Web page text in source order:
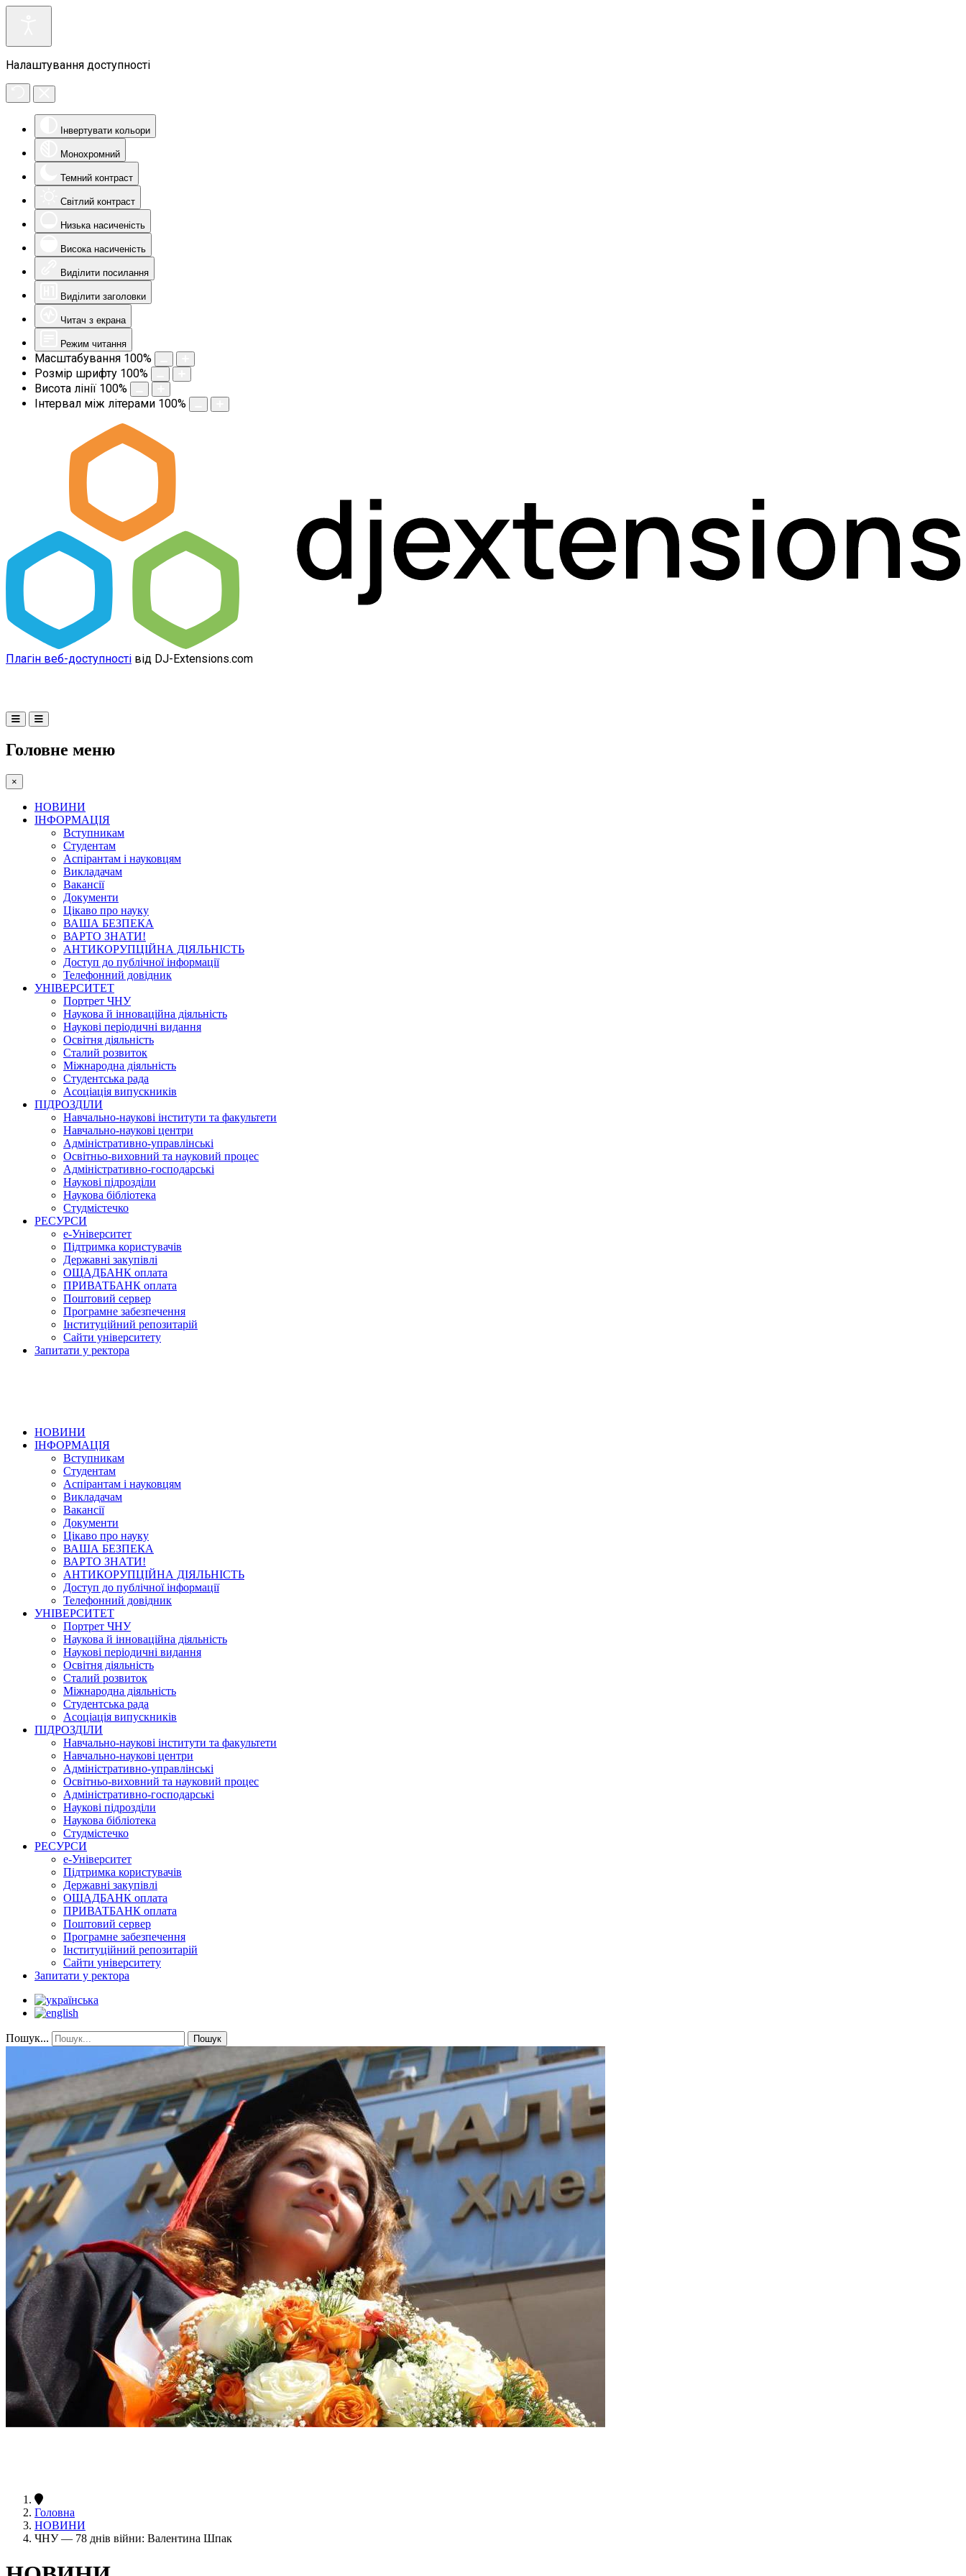
Налаштування доступності
Інвертувати кольори
Монохромний
Темний контраст
Світлий контраст
Низька насиченість
Висока насиченість
Виділити посилання
Виділити заголовки
Читач з екрана
Режим читання
Масштабування 100%
Розмір шрифту 100%
Висота лінії 100%
Інтервал між літерами 100%
Плагін веб-доступності від DJ-Extensions.com
Головне меню
×
НОВИНИ
ІНФОРМАЦІЯ
Вступникам
Студентам
Аспірантам і науковцям
Викладачам
Вакансії
Документи
Цікаво про науку
ВАША БЕЗПЕКА
ВАРТО ЗНАТИ!
АНТИКОРУПЦІЙНА ДІЯЛЬНІСТЬ
Доступ до публічної інформації
Телефонний довідник
УНІВЕРСИТЕТ
Портрет ЧНУ
Наукова й інноваційна діяльність
Наукові періодичні видання
Освітня діяльність
Сталий розвиток
Міжнародна діяльність
Студентська рада
Асоціація випускників
ПІДРОЗДІЛИ
Навчально-наукові інститути та факультети
Навчально-наукові центри
Адміністративно-управлінські
Освітньо-виховний та науковий процес
Адміністративно-господарські
Наукові підрозділи
Наукова бібліотека
Студмістечко
РЕСУРСИ
е-Університет
Підтримка користувачів
Державні закупівлі
ОЩАДБАНК оплата
ПРИВАТБАНК оплата
Поштовий сервер
Програмне забезпечення
Інституційний репозитарій
Сайти університету
Запитати у ректора
НОВИНИ
ІНФОРМАЦІЯ
Вступникам
Студентам
Аспірантам і науковцям
Викладачам
Вакансії
Документи
Цікаво про науку
ВАША БЕЗПЕКА
ВАРТО ЗНАТИ!
АНТИКОРУПЦІЙНА ДІЯЛЬНІСТЬ
Доступ до публічної інформації
Телефонний довідник
УНІВЕРСИТЕТ
Портрет ЧНУ
Наукова й інноваційна діяльність
Наукові періодичні видання
Освітня діяльність
Сталий розвиток
Міжнародна діяльність
Студентська рада
Асоціація випускників
ПІДРОЗДІЛИ
Навчально-наукові інститути та факультети
Навчально-наукові центри
Адміністративно-управлінські
Освітньо-виховний та науковий процес
Адміністративно-господарські
Наукові підрозділи
Наукова бібліотека
Студмістечко
РЕСУРСИ
е-Університет
Підтримка користувачів
Державні закупівлі
ОЩАДБАНК оплата
ПРИВАТБАНК оплата
Поштовий сервер
Програмне забезпечення
Інституційний репозитарій
Сайти університету
Запитати у ректора
Пошук... Пошук
Головна
НОВИНИ
ЧНУ — 78 днів війни: Валентина Шпак